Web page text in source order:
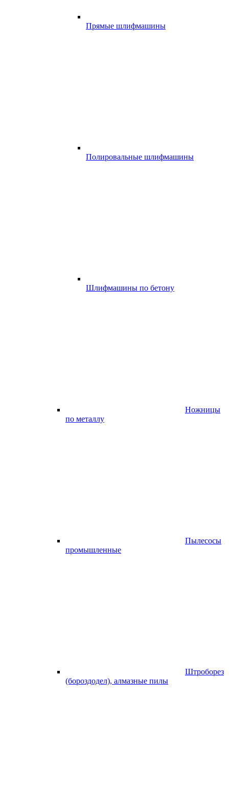
Прямые шлифмашины
Полировальные шлифмашины
Шлифмашины по бетону
Ножницы
по металлу
Пылесосы
промышленные
Штроборез
(бороздодел), алмазные пилы